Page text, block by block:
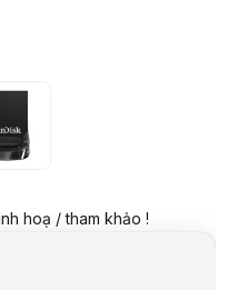
hoạ / tham khảo !